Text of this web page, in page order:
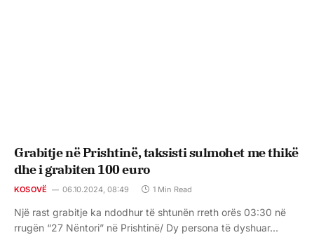
Grabitje në Prishtinë, taksisti sulmohet me thikë
dhe i grabiten 100 euro
KOSOVË 06.10.2024, 08:49 1 Min Read
Një rast grabitje ka ndodhur të shtunën rreth orës 03:30 në
rrugën “27 Nëntori” në Prishtinë/ Dy persona të dyshuar…